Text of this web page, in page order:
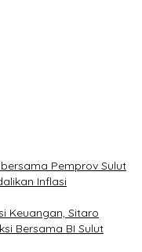
Pemprov Sulut
Inflasi
Keuangan, Sitaro
Bersama BI Sulut